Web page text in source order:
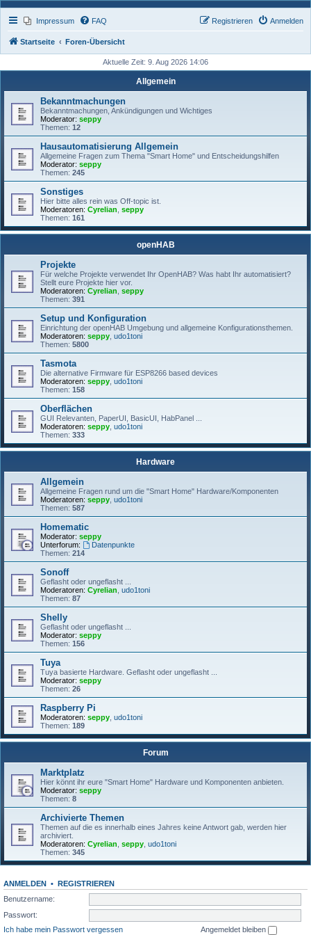
Impressum FAQ Anmelden
Registrieren
Startseite Foren-Übersicht
Aktuelle Zeit: 9. Aug 2026 14:06
Allgemein
Bekanntmachungen
Bekanntmachungen, Ankündigungen und Wichtiges
Moderator: seppy
Themen: 12
Hausautomatisierung Allgemein
Allgemeine Fragen zum Thema "Smart Home" und Entscheidungshilfen
Moderator: seppy
Themen: 245
Sonstiges
Hier bitte alles rein was Off-topic ist.
Moderatoren: Cyrelian seppy
Themen: 161
openHAB
Projekte
Für welche Projekte verwendet Ihr OpenHAB? Was habt Ihr automatisiert?
Stellt eure Projekte hier vor.
Moderatoren: Cyrelian seppy
Themen: 391
Setup und Konfiguration
Einrichtung der openHAB Umgebung und allgemeine Konfigurationsthemen.
Moderatoren: seppy udo1toni
Themen: 5800
Tasmota
Die alternative Firmware für ESP8266 based devices
Moderatoren: seppy udo1toni
Themen: 158
Oberflächen
GUI Relevanten, PaperUI, BasicUI, HabPanel ...
Moderatoren: seppy udo1toni
Themen: 333
Hardware
Allgemein
Allgemeine Fragen rund um die "Smart Home" Hardware/Komponenten
Moderatoren: seppy udo1toni
Themen: 587
Homematic
Moderator: seppy
Unterforum:
Datenpunkte
Themen: 214
Sonoff
Geflasht oder ungeflasht ...
Moderatoren: Cyrelian udo1toni
Themen: 87
Shelly
Geflasht oder ungeflasht ...
Moderator: seppy
Themen: 156
Tuya
Tuya basierte Hardware. Geflasht oder ungeflasht ...
Moderator: seppy
Themen: 26
Raspberry Pi
Moderatoren: seppy udo1toni
Themen: 189
Forum
Marktplatz
Hier könnt ihr eure "Smart Home" Hardware und Komponenten anbieten.
Moderator: seppy
Themen: 8
Archivierte Themen
Themen auf die es innerhalb eines Jahres keine Antwort gab, werden hier
archiviert.
Moderatoren: Cyrelian seppy udo1toni
Themen: 345
ANMELDEN • REGISTRIEREN
Benutzername:
Passwort:
Ich habe mein Passwort vergessen
Angemeldet bleiben